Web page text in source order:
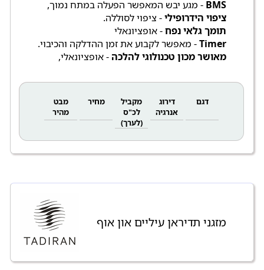
BMS - מגע יבש המאפשר הפעלה במתח נמוך,
ציפוי הידרופילי- ציפוי לסוללה.
תומך גלאי נפח- אופציונאלי
Timer- מאפשר לקבוע את זמן ההדלקה והכיבוי.
מאושר מכון טכנולוגי להלכה- אופציונאלי,
דגם
דירוג
אנרגיה
מקביל
לכ"ס
(לערך)
מחיר
מבט
מהיר
מזגני תדיראן עיליים און אוף